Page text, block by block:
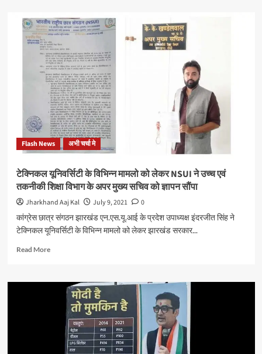
डिलीवरी
बॉय
पिटाई
मामला:
पुलिस
द्वारा
बेवजह
पिटाई
पर
पूर्व
विधायक
कुणाल
षाड़ंगी
की
थी
झारखंड
पुलिस
से
शिकायत,
कार्रवाई
Flash News अभी चर्चा मे
टेक्निकल यूनिवर्सिटी के विभिन्न मामलो को लेकर NSUI ने उच्च एवं
तकनीकी शिक्षा विभाग के अपर मुख्य सचिव को ज्ञापन सौंपा
Jharkhand Aaj Kal July 9, 2021
0
कांग्रेस छात्र संगठन झारखंड एन.एस.यू.आई के प्रदेश उपाध्यक्ष इंदरजीत सिंह ने
टेक्निकल यूनिवर्सिटी के विभिन्न मामलो को लेकर झारखंड सरकार...
Read MoreRead
टेक्निकल
यूनिवर्सिटी